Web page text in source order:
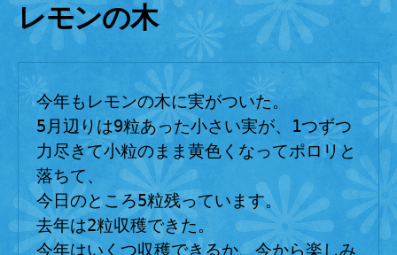
へ
レモンの木
今年もレモンの木に実がついた。
5月辺りは9粒あった小さい実が、1つずつ
力尽きて小粒のまま黄色くなってポロリと
落ちて、
今日のところ5粒残っています。
去年は2粒収穫できた。
今年はいくつ収穫できるか、今から楽しみ